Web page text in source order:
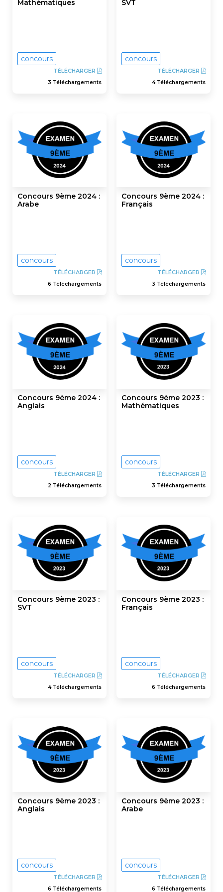
Mathématiques
concours
TÉLÉCHARGER
3 Téléchargements
SVT
concours
TÉLÉCHARGER
4 Téléchargements
Concours 9ème 2024 :
Arabe
concours
TÉLÉCHARGER
6 Téléchargements
Concours 9ème 2024 :
Français
concours
TÉLÉCHARGER
3 Téléchargements
Concours 9ème 2024 :
Anglais
concours
TÉLÉCHARGER
2 Téléchargements
Concours 9ème 2023 :
Mathématiques
concours
TÉLÉCHARGER
3 Téléchargements
Concours 9ème 2023 :
SVT
concours
TÉLÉCHARGER
4 Téléchargements
Concours 9ème 2023 :
Français
concours
TÉLÉCHARGER
6 Téléchargements
Concours 9ème 2023 :
Anglais
concours
TÉLÉCHARGER
6 Téléchargements
Concours 9ème 2023 :
Arabe
concours
TÉLÉCHARGER
6 Téléchargements